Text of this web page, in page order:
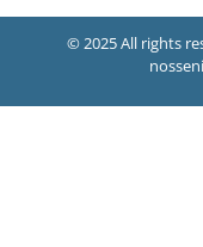
© 2025 All rights